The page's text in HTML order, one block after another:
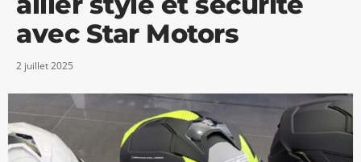
avec Star Motors
2 juillet 2025